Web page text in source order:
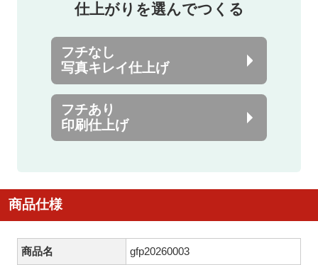
仕上がりを選んでつくる
フチなし
写真キレイ仕上げ
フチあり
印刷仕上げ
商品仕様
商品名 gfp20260003